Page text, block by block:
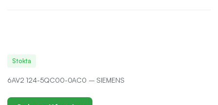
Stokta
6AV2 124-5QC00-0AC0 – SIEMENS